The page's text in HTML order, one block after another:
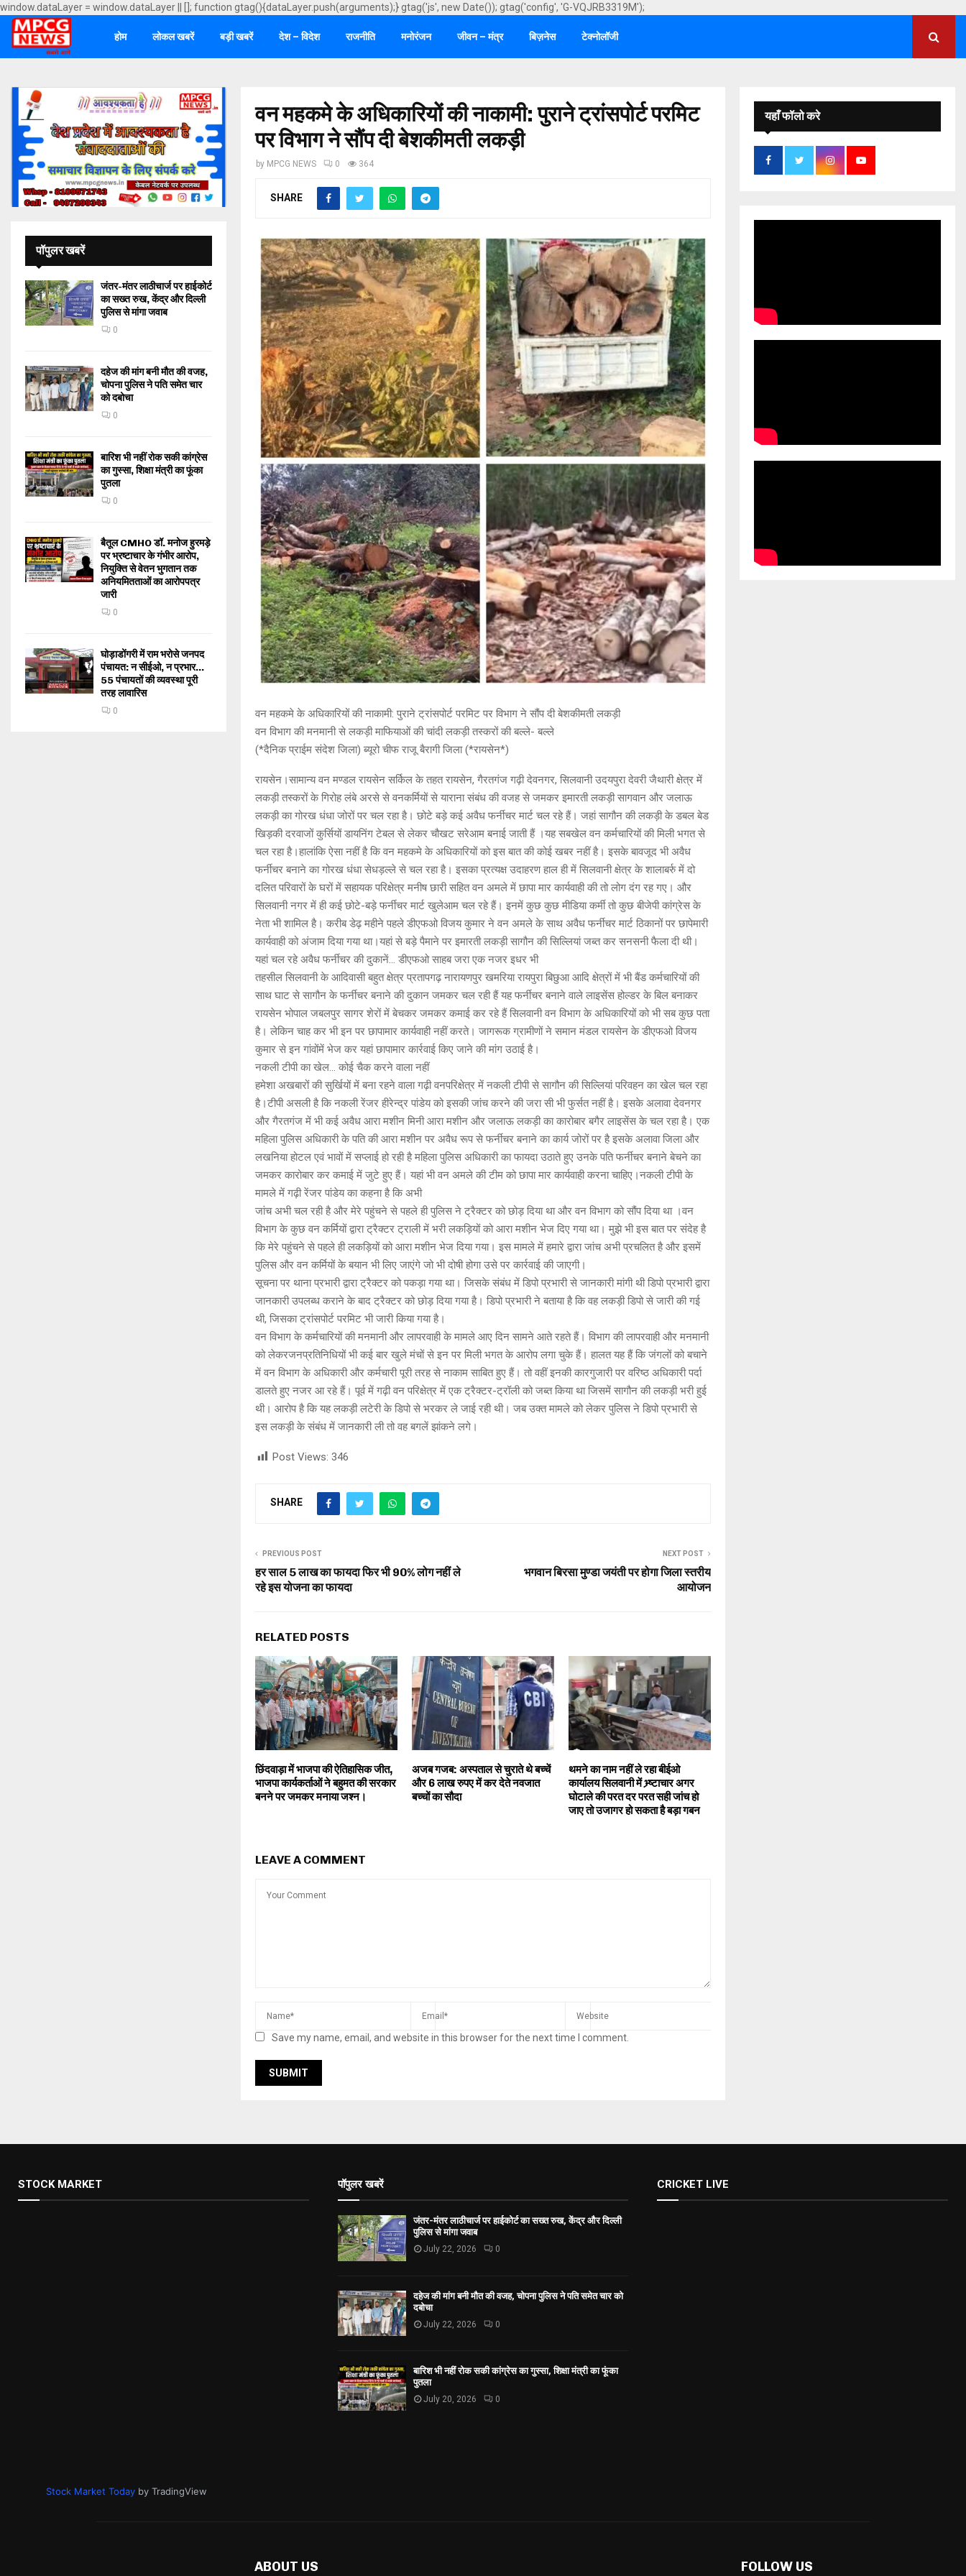
window.dataLayer = window.dataLayer || []; function gtag(){dataLayer.push(arguments);} gtag('js', new Date()); gtag('config', 'G-VQJRB3319M');
होम लोकल खबरें बड़ी खबरें देश – विदेश राजनीति मनोरंजन जीवन – मंत्र बिज़नेस टेक्नोलॉजी
वन महकमे के अधिकारियों की नाकामी: पुराने ट्रांसपोर्ट परमिट
पर विभाग ने सौंप दी बेशकीमती लकड़ी
by MPCG NEWS 0 364
SHARE
वन महकमे के अधिकारियों की नाकामी: पुराने ट्रांसपोर्ट परमिट पर विभाग ने सौंप दी बेशकीमती लकड़ी
वन विभाग की मनमानी से लकड़ी माफियाओं की चांदी लकड़ी तस्करों की बल्ले- बल्ले
(*दैनिक प्राईम संदेश जिला) ब्यूरो चीफ राजू बैरागी जिला (*रायसेन*)
रायसेन।सामान्य वन मण्डल रायसेन सर्किल के तहत रायसेन, गैरतगंज गढ़ी देवनगर, सिलवानी उदयपुरा देवरी जैथारी क्षेत्र में
लकड़ी तस्करों के गिरोह लंबे अरसे से वनकर्मियों से याराना संबंध की वजह से जमकर इमारती लकड़ी सागवान और जलाऊ
लकड़ी का गोरख धंधा जोरों पर चल रहा है। छोटे बड़े कई अवैध फर्नीचर मार्ट चल रहे हैं। जहां सागौन की लकड़ी के डबल बेड
खिड़की दरवाजों कुर्सियों डायनिंग टेबल से लेकर चौखट सरेआम बनाई जाती हैं ।यह सबखेल वन कर्मचारियों की मिली भगत से
चल रहा है।हालांकि ऐसा नहीं है कि वन महकमे के अधिकारियों को इस बात की कोई खबर नहीं है। इसके बावजूद भी अवैध
फर्नीचर बनाने का गोरख धंधा सेधड़ल्ले से चल रहा है। इसका प्रत्यक्ष उदाहरण हाल ही में सिलवानी क्षेत्र के शालाबर्रु में दो
दलित परिवारों के घरों में सहायक परिक्षेत्र मनीष छारी सहित वन अमले में छापा मार कार्यवाही की तो लोग दंग रह गए। और
सिलवानी नगर में ही कई छोटे-बड़े फर्नीचर मार्ट खुलेआम चल रहे हैं। इनमें कुछ कुछ मीडिया कर्मी तो कुछ बीजेपी कांग्रेस के
नेता भी शामिल है। करीब डेढ़ महीने पहले डीएफओ विजय कुमार ने वन अमले के साथ अवैध फर्नीचर मार्ट ठिकानों पर छापेमारी
कार्यवाही को अंजाम दिया गया था।यहां से बड़े पैमाने पर इमारती लकड़ी सागौन की सिल्लियां जब्त कर सनसनी फैला दी थी।
यहां चल रहे अवैध फर्नीचर की दुकानें… डीएफओ साहब जरा एक नजर इधर भी
तहसील सिलवानी के आदिवासी बहुत क्षेत्र प्रतापगढ़ नारायणपुर खमरिया रायपुरा बिछुआ आदि क्षेत्रों में भी बैंड कर्मचारियों की
साथ घाट से सागौन के फर्नीचर बनाने की दुकान जमकर चल रही हैं यह फर्नीचर बनाने वाले लाइसेंस होल्डर के बिल बनाकर
रायसेन भोपाल जबलपुर सागर शेरों में बेचकर जमकर कमाई कर रहे हैं सिलवानी वन विभाग के अधिकारियों को भी सब कुछ पता
है। लेकिन चाह कर भी इन पर छापामार कार्यवाही नहीं करते। जागरूक ग्रामीणों ने समान मंडल रायसेन के डीएफओ विजय
कुमार से इन गांवोंमें भेज कर यहां छापामार कार्रवाई किए जाने की मांग उठाई है।
नकली टीपी का खेल… कोई चैक करने वाला नहीं
हमेशा अखबारों की सुर्खियों में बना रहने वाला गढ़ी वनपरिक्षेत्र में नकली टीपी से सागौन की सिल्लियां परिवहन का खेल चल रहा
है।टीपी असली है कि नकली रेंजर हीरेन्द्र पांडेय को इसकी जांच करने की जरा सी भी फुर्सत नहीं है। इसके अलावा देवनगर
और गैरतगंज में भी कई अवैध आरा मशीन मिनी आरा मशीन और जलाऊ लकड़ी का कारोबार बगैर लाइसेंस के चल रहा है। एक
महिला पुलिस अधिकारी के पति की आरा मशीन पर अवैध रूप से फर्नीचर बनाने का कार्य जोरों पर है इसके अलावा जिला और
लखनिया होटल एवं भावों में सप्लाई हो रही है महिला पुलिस अधिकारी का फायदा उठाते हुए उनके पति फर्नीचर बनाने बेचने का
जमकर कारोबार कर कमाई में जुटे हुए हैं। यहां भी वन अमले की टीम को छापा मार कार्यवाही करना चाहिए।नकली टीपी के
मामले में गढ़ी रेंजर पांडेय का कहना है कि अभी
जांच अभी चल रही है और मेरे पहुंचने से पहले ही पुलिस ने ट्रैक्टर को छोड़ दिया था और वन विभाग को सौंप दिया था ।वन
विभाग के कुछ वन कर्मियों द्वारा ट्रैक्टर ट्राली में भरी लकड़ियों को आरा मशीन भेज दिए गया था। मुझे भी इस बात पर संदेह है
कि मेरे पहुंचने से पहले ही लकड़ियों को आरा मशीन भेज दिया गया। इस मामले में हमारे द्वारा जांच अभी प्रचलित है और इसमें
पुलिस और वन कर्मियों के बयान भी लिए जाएंगे जो भी दोषी होगा उसे पर कार्रवाई की जाएगी।
सूचना पर थाना प्रभारी द्वारा ट्रैक्टर को पकड़ा गया था। जिसके संबंध में डिपो प्रभारी से जानकारी मांगी थी डिपो प्रभारी द्वारा
जानकारी उपलब्ध कराने के बाद ट्रैक्टर को छोड़ दिया गया है। डिपो प्रभारी ने बताया है कि वह लकड़ी डिपो से जारी की गई
थी, जिसका ट्रांसपोर्ट परमिट भी जारी किया गया है।
वन विभाग के कर्मचारियों की मनमानी और लापरवाही के मामले आए दिन सामने आते रहते हैं। विभाग की लापरवाही और मनमानी
को लेकरजनप्रतिनिधियों भी कई बार खुले मंचों से इन पर मिली भगत के आरोप लगा चुके हैं। हालत यह हैं कि जंगलों को बचाने
में वन विभाग के अधिकारी और कर्मचारी पूरी तरह से नाकाम साबित हुए हैं। तो वहीं इनकी कारगुजारी पर वरिष्ठ अधिकारी पर्दा
डालते हुए नजर आ रहे हैं। पूर्व में गढ़ी वन परिक्षेत्र में एक ट्रैक्टर-ट्रॉली को जब्त किया था जिसमें सागौन की लकड़ी भरी हुई
थी। आरोप है कि यह लकड़ी लटेरी के डिपो से भरकर ले जाई रही थी। जब उक्त मामले को लेकर पुलिस ने डिपो प्रभारी से
इस लकड़ी के संबंध में जानकारी ली तो वह बगलें झांकने लगे।
Post Views: 346
SHARE
PREVIOUS POST
हर साल 5 लाख का फायदा फिर भी 90% लोग नहीं ले
रहे इस योजना का फायदा
NEXT POST
भगवान बिरसा मुण्डा जयंती पर होगा जिला स्तरीय
आयोजन
RELATED POSTS
छिंदवाड़ा में भाजपा की ऐतिहासिक जीत,
भाजपा कार्यकर्ताओं ने बहुमत की सरकार
बनने पर जमकर मनाया जश्न।
अजब गजब: अस्पताल से चुराते थे बच्चें
और 6 लाख रुपए में कर देते नवजात
बच्चों का सौदा
थमने का नाम नहीं ले रहा बीईओ
कार्यालय सिलवानी में भ्र्ष्टाचार अगर
घोटाले की परत दर परत सही जांच हो
जाए तो उजागर हो सकता है बड़ा गबन
LEAVE A COMMENT
Save my name, email, and website in this browser for the next time I comment.
पॉपुलर खबरें
जंतर-मंतर लाठीचार्ज पर हाईकोर्ट
का सख्त रुख, केंद्र और दिल्ली
पुलिस से मांगा जवाब
0
दहेज की मांग बनी मौत की वजह,
चोपना पुलिस ने पति समेत चार
को दबोचा
0
बारिश भी नहीं रोक सकी कांग्रेस
का गुस्सा, शिक्षा मंत्री का फूंका
पुतला
0
बैतूल CMHO डॉ. मनोज हुरमड़े
पर भ्रष्टाचार के गंभीर आरोप,
नियुक्ति से वेतन भुगतान तक
अनियमितताओं का आरोपपत्र
जारी
0
घोड़ाडोंगरी में राम भरोसे जनपद
पंचायत: न सीईओ, न प्रभार…
55 पंचायतों की व्यवस्था पूरी
तरह लावारिस
0
यहाँ फॉलो करे
STOCK MARKET
Stock Market Today by TradingView
पॉपुलर खबरें
जंतर-मंतर लाठीचार्ज पर हाईकोर्ट का सख्त रुख, केंद्र और दिल्ली
पुलिस से मांगा जवाब
July 22, 2026 0
दहेज की मांग बनी मौत की वजह, चोपना पुलिस ने पति समेत चार को
दबोचा
July 22, 2026 0
बारिश भी नहीं रोक सकी कांग्रेस का गुस्सा, शिक्षा मंत्री का फूंका
पुतला
July 20, 2026 0
CRICKET LIVE
ABOUT US FOLLOW US